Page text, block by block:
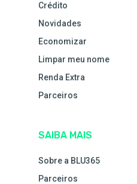
Crédito
Novidades
Economizar
Limpar meu nome
Renda Extra
Parceiros
SAIBA MAIS
Sobre a BLU365
Parceiros